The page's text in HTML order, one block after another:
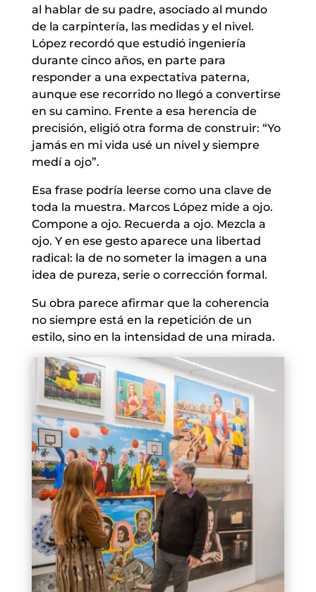
al hablar de su padre, asociado al mundo
de la carpintería, las medidas y el nivel.
López recordó que estudió ingeniería
durante cinco años, en parte para
responder a una expectativa paterna,
aunque ese recorrido no llegó a convertirse
en su camino. Frente a esa herencia de
precisión, eligió otra forma de construir: “Yo
jamás en mi vida usé un nivel y siempre
medí a ojo”.
Esa frase podría leerse como una clave de
toda la muestra. Marcos López mide a ojo.
Compone a ojo. Recuerda a ojo. Mezcla a
ojo. Y en ese gesto aparece una libertad
radical: la de no someter la imagen a una
idea de pureza, serie o corrección formal.
Su obra parece afirmar que la coherencia
no siempre está en la repetición de un
estilo, sino en la intensidad de una mirada.